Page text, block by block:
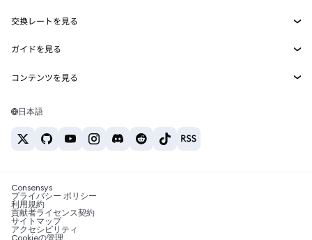
MetaMask Connect
Snaps
Web3サービス
セキュリティ
サポート
キャリア
お問い合わせ
イーサリアムの価格
Solanaの価格
Tetherの価格
交換レートを見る
ETH→USD
USDT→INR
BTC→INR
ETH→USDT
ガイドを見る
ETHの購入
USDTの購入
SHIBの購入
BNBの購入
コンテンツを見る
Solanaウォレット
税制関連ニュース
暗号資産の購入方法は？
ビットコインを売るには？
日本語
Consensys
プライバシー ポリシー
利用規約
貢献者ライセンス契約
サイトマップ
アクセシビリティ
Cookieの管理